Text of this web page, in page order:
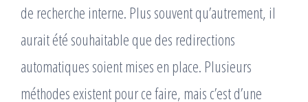
de recherche interne. Plus souvent qu’autrement, il
aurait été souhaitable que des redirections
automatiques soient mises en place. Plusieurs
méthodes existent pour ce faire, mais c’est d’une